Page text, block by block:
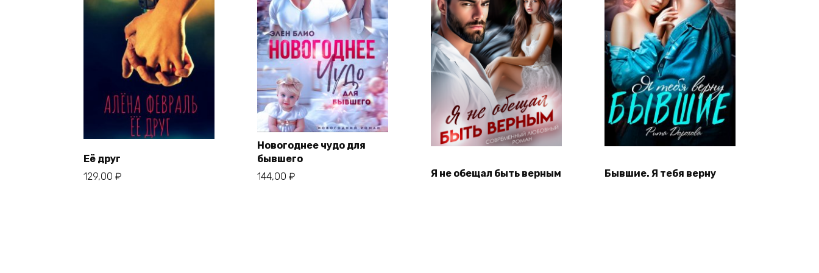
Её друг
129,00 ₽
Новогоднее чудо для
бывшего
144,00 ₽ Я не обещал быть верным Бывшие. Я тебя верну